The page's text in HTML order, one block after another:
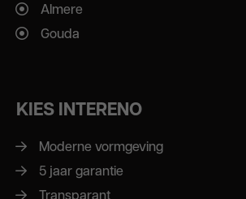
Almere
Gouda
KIES INTERENO
Moderne vormgeving
5 jaar garantie